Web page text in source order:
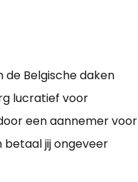
de Belgische daken
lucratief voor
een aannemer voor
betaal jij ongeveer